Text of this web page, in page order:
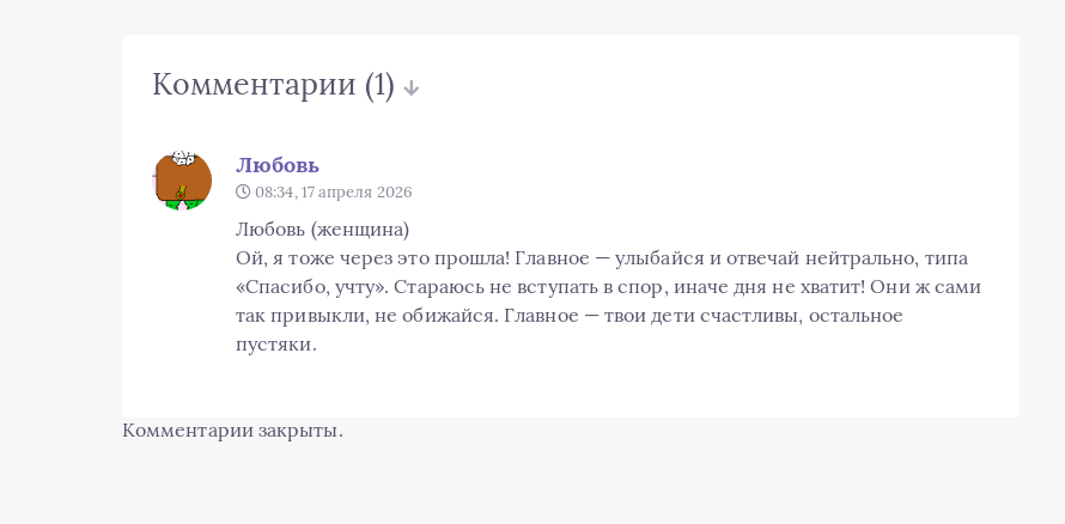
Комментарии (1)
Любовь
08:34, 17 апреля 2026
Любовь (женщина)
Ой, я тоже через это прошла! Главное — улыбайся и отвечай нейтрально, типа
«Спасибо, учту». Стараюсь не вступать в спор, иначе дня не хватит! Они ж сами
так привыкли, не обижайся. Главное — твои дети счастливы, остальное
пустяки.
Комментарии закрыты.